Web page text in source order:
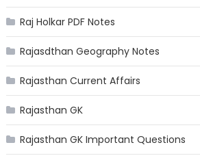
Raj Holkar PDF Notes
Rajasdthan Geography Notes
Rajasthan Current Affairs
Rajasthan GK
Rajasthan GK Important Questions